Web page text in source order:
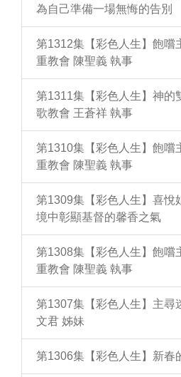
為自己準備一場無悔的告別
第1312集【彩色人生】飽嚐
重教會 陳聖義 執事
第1311集【彩色人生】神的
歌教會 王蒼祥 執事
第1310集【彩色人生】飽嚐
重教會 陳聖義 執事
第1309集【彩色人生】喜悅
境中彰顯基督的馨香之氣
第1308集【彩色人生】飽嚐
重教會 陳聖義 執事
第1307集【彩色人生】主尋
文君 姊妹
第1306集【彩色人生】新春